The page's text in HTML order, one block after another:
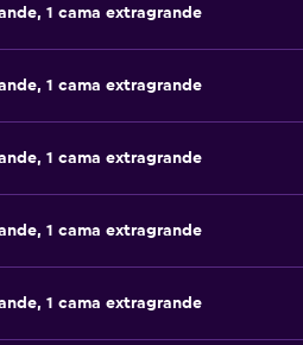
1 cama extragrande
1 cama extragrande
1 cama extragrande
1 cama extragrande
1 cama extragrande